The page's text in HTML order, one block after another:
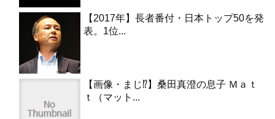
【2017年】長者番付・日本トップ50を発
表。1位...
【画像・まじ⁉︎】桑田真澄の息子 Ｍａｔ
ｔ（マット...